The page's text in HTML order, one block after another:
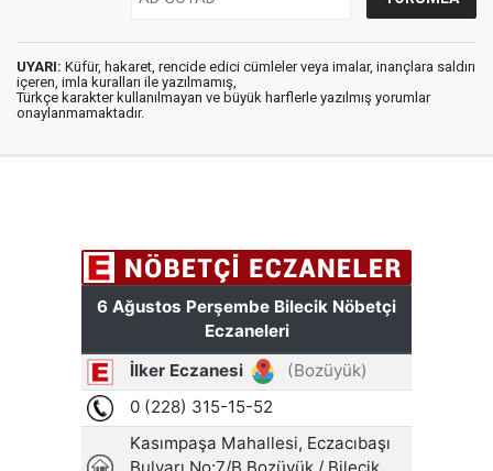
UYARI: Küfür, hakaret, rencide edici cümleler veya imalar, inançlara saldırı
içeren, imla kuralları ile yazılmamış,
Türkçe karakter kullanılmayan ve büyük harflerle yazılmış yorumlar
onaylanmamaktadır.